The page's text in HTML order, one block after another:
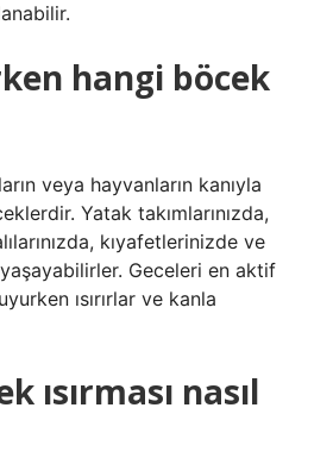
hangi böcek
veya hayvanların kanıyla
Yatak takımlarınızda,
kıyafetlerinizde ve
Geceleri en aktif
ısırırlar ve kanla
ısırması nasıl